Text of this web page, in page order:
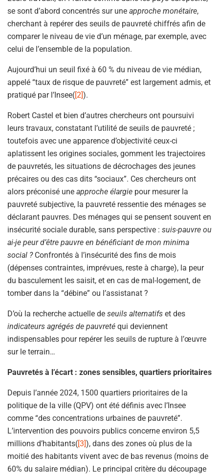
se sont d’abord concentrés sur une approche monétaire,
cherchant à repérer des seuils de pauvreté chiffrés afin de
comparer le niveau de vie d’un ménage, par exemple, avec
celui de l’ensemble de la population.
Aujourd’hui un seuil fixé à 60 % du niveau de vie médian,
appelé “taux de risque de pauvreté” est largement admis, et
pratiqué par l’Insee([2]).
Robert Castel et bien d’autres chercheurs ont poursuivi
leurs travaux, constatant l’utilité de seuils de pauvreté ;
toutefois avec une apparence d’objectivité ceux-ci
aplatissent les origines sociales, gomment les trajectoires
de pauvretés, les situations de décrochages des jeunes
précaires ou des cas dits “sociaux”. Ces chercheurs ont
alors préconisé une approche élargie pour mesurer la
pauvreté subjective, la pauvreté ressentie des ménages se
déclarant pauvres. Des ménages qui se pensent souvent en
insécurité sociale durable, sans perspective : suis-pauvre ou
ai-je peur d’être pauvre en bénéficiant de mon minima
social ? Confrontés à l’insécurité des fins de mois
(dépenses contraintes, imprévues, reste à charge), la peur
du basculement les saisit, et en cas de mal-logement, de
tomber dans la “débine” ou l’assistanat ?
D’où la recherche actuelle de seuils alternatifs et des
indicateurs agrégés de pauvreté qui deviennent
indispensables pour repérer les seuils de rupture à l’œuvre
sur le terrain…
Pauvretés à l’écart : zones sensibles, quartiers prioritaires
Depuis l’année 2024, 1500 quartiers prioritaires de la
politique de la ville (QPV) ont été définis avec l’Insee
comme “des concentrations urbaines de pauvreté”.
L’intervention des pouvoirs publics concerne environ 5,5
millions d’habitants([3]), dans des zones où plus de la
moitié des habitants vivent avec de bas revenus (moins de
60% du salaire médian). Le principal critère du découpage